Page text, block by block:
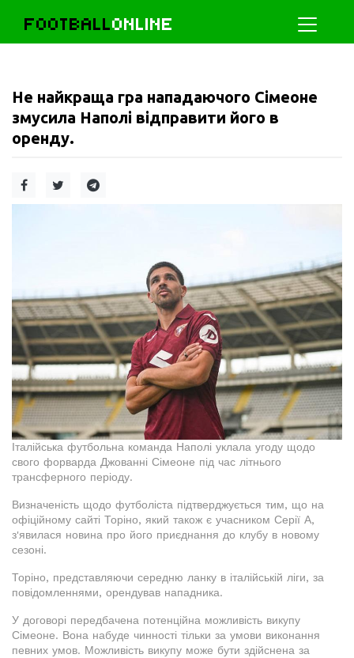
FOOTBALLONLINE
Не найкраща гра нападаючого Сімеоне
змусила Наполі відправити його в
оренду.
Італійська футбольна команда Наполі уклала угоду щодо
свого форварда Джованні Сімеоне під час літнього
трансферного періоду.
Визначеність щодо футболіста підтверджується тим, що на
офіційному сайті Торіно, який також є учасником Серії А,
з'явилася новина про його приєднання до клубу в новому
сезоні.
Торіно, представляючи середню ланку в італійській ліги, за
повідомленнями, орендував нападника.
У договорі передбачена потенційна можливість викупу
Сімеоне. Вона набуде чинності тільки за умови виконання
певних умов. Можливість викупу може бути здійснена за